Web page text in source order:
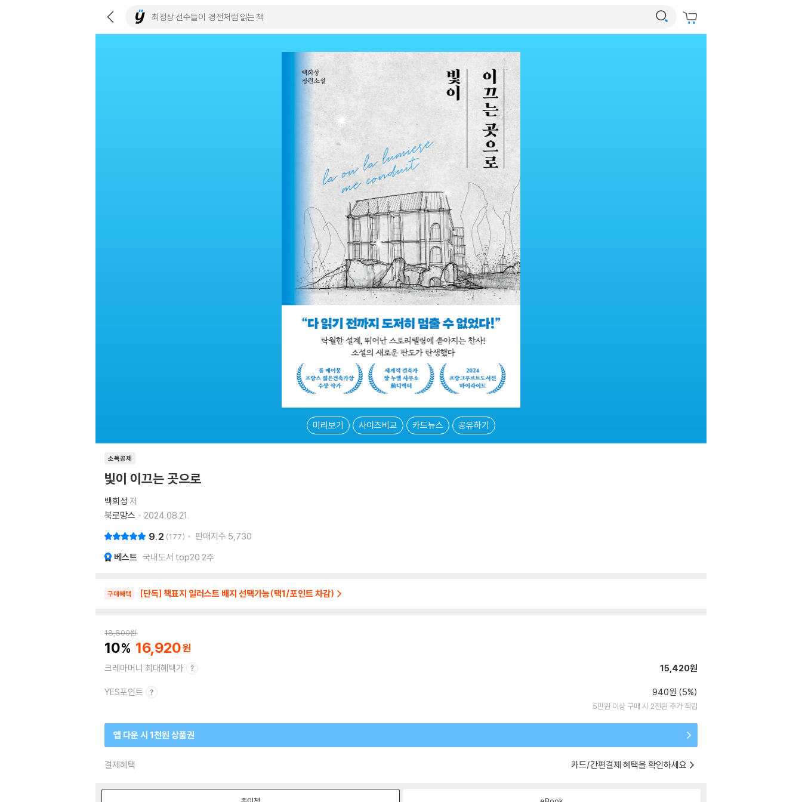
미리보기 사이즈비교 카드뉴스 공유하기
소득공제
빛이 이끄는 곳으로
백희성 저
북로망스
2024.08.21.
9.2 177 판매지수 5,730
베스트 국내도서 top20 2주
구매혜택 [단독] 책표지 일러스트 배지 선택가능(택1/포인트 차감)
18,800원
10 16,920
크레마머니 최대혜택가 15,420원
YES포인트 940원 (5%)
5만원 이상 구매 시 2천원 추가 적립
앱 다운 시 1천원 상품권
결제혜택 카드/간편결제 혜택을 확인하세요